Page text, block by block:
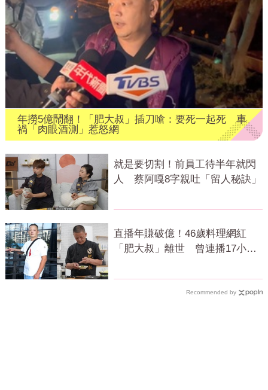
年撈5億鬧翻！「肥大叔」插刀嗆：要死一起死 車
禍「肉眼酒測」惹怒網
就是要切割！前員工待半年就閃
人 蔡阿嘎8字親吐「留人秘訣」
直播年賺破億！46歲料理網紅
「肥大叔」離世 曾連播17小時
Recommended by